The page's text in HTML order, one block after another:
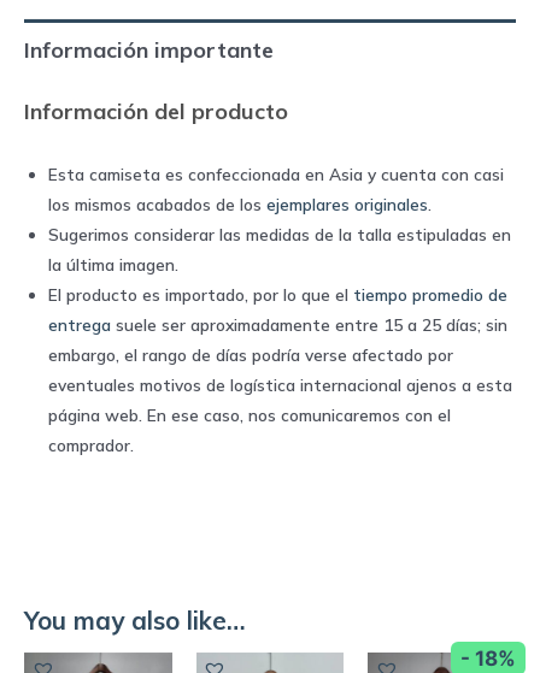
Información importante
Información del producto
Esta camiseta es confeccionada en Asia y cuenta con casi
los mismos acabados de los ejemplares originales
Sugerimos considerar las medidas de la talla estipuladas en
la última imagen.
El producto es importado, por lo que el tiempo promedio de
entrega suele ser aproximadamente entre 15 a 25 días; sin
embargo, el rango de días podría verse afectado por
eventuales motivos de logística internacional ajenos a esta
página web. En ese caso, nos comunicaremos con el
comprador.
You may also like…
- 18%